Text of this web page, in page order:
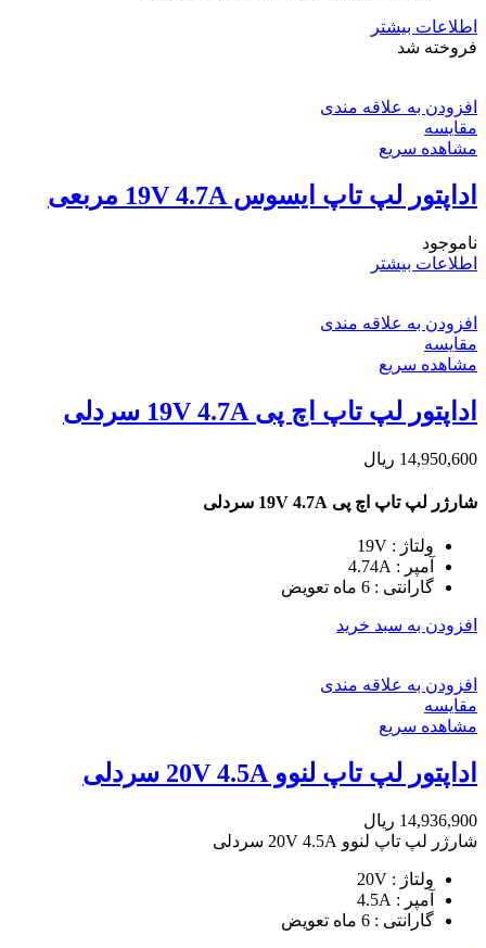
اطلاعات بیشتر
فروخته شد
افزودن به علاقه مندی
مقایسه
مشاهده سریع
اداپتور لپ تاپ ایسوس 19V 4.7A مربعی
ناموجود
اطلاعات بیشتر
افزودن به علاقه مندی
مقایسه
مشاهده سریع
اداپتور لپ تاپ اچ پی 19V 4.7A سردلی
14,950,600 ریال
شارژر لپ تاپ اچ پی 19V 4.7A سردلی
ولتاژ : 19V
آمپر : 4.74A
گارانتی : 6 ماه تعویض
افزودن به سبد خرید
افزودن به علاقه مندی
مقایسه
مشاهده سریع
اداپتور لپ تاپ لنوو 20V 4.5A سردلی
14,936,900 ریال
شارژر لپ تاپ لنوو 20V 4.5A سردلی
ولتاژ : 20V
آمپر : 4.5A
گارانتی : 6 ماه تعویض